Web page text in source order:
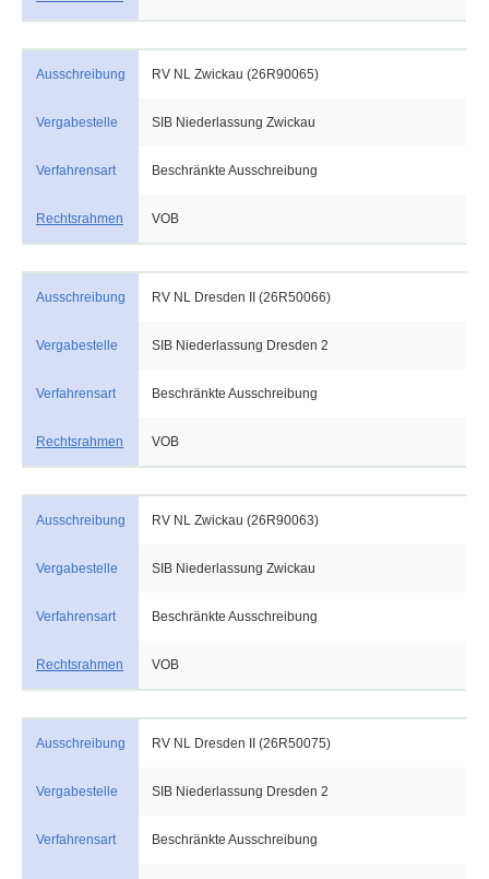
Ausschreibung RV NL Zwickau (26R90065)
Vergabestelle SIB Niederlassung Zwickau
Verfahrensart Beschränkte Ausschreibung
Rechtsrahmen VOB
Ausschreibung RV NL Dresden II (26R50066)
Vergabestelle SIB Niederlassung Dresden 2
Verfahrensart Beschränkte Ausschreibung
Rechtsrahmen VOB
Ausschreibung RV NL Zwickau (26R90063)
Vergabestelle SIB Niederlassung Zwickau
Verfahrensart Beschränkte Ausschreibung
Rechtsrahmen VOB
Ausschreibung RV NL Dresden II (26R50075)
Vergabestelle SIB Niederlassung Dresden 2
Verfahrensart Beschränkte Ausschreibung